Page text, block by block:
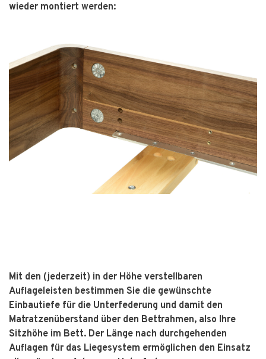
wieder montiert werden:
Mit den (jederzeit) in der Höhe verstellbaren
Auflageleisten bestimmen Sie die gewünschte
Einbautiefe für die Unterfederung und damit den
Matratzenüberstand über den Bettrahmen, also Ihre
Sitzhöhe im Bett. Der Länge nach durchgehenden
Auflagen für das Liegesystem ermöglichen den Einsatz